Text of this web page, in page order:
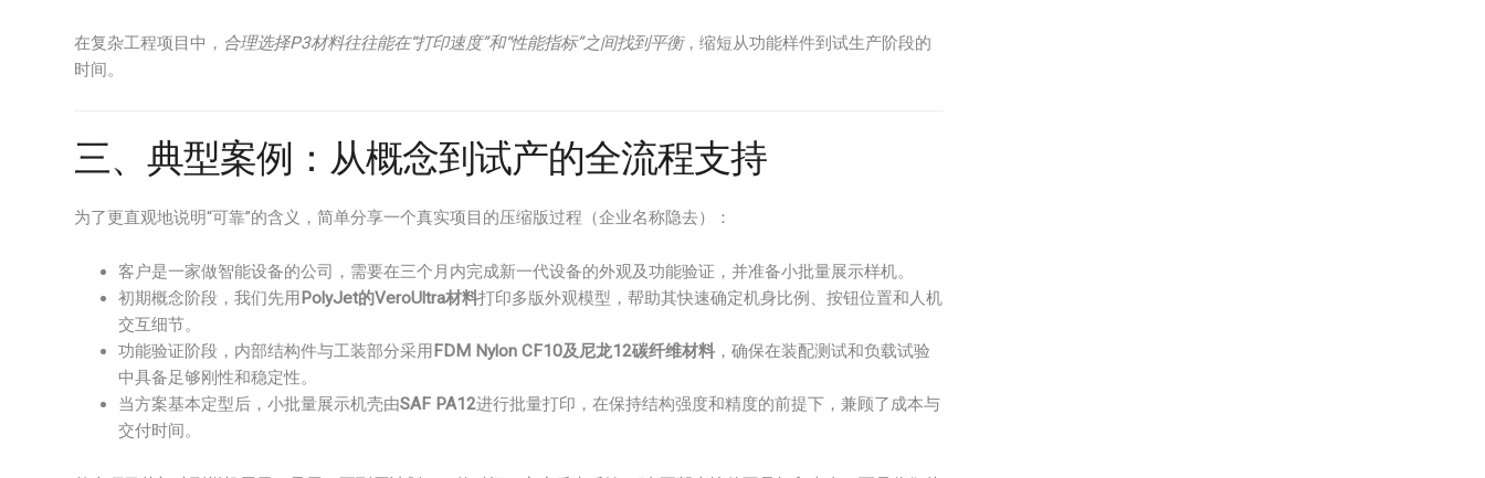
在复杂工程项目中， 合理选择P3材料往往能在“打印速度”和“性能指标”之间找到平衡，缩短从功能样件到试生产阶段的
时间。
三、典型案例：从概念到试产的全流程支持
为了更直观地说明“可靠”的含义，简单分享一个真实项目的压缩版过程（企业名称隐去）：
客户是一家做智能设备的公司，需要在三个月内完成新一代设备的外观及功能验证，并准备小批量展示样机。
初期概念阶段，我们先用 PolyJet的VeroUltra材料打印多版外观模型，帮助其快速确定机身比例、按钮位置和人机
交互细节。
功能验证阶段，内部结构件与工装部分采用 FDM Nylon CF10及尼龙12碳纤维材料 ，确保在装配测试和负载试验
中具备足够刚性和稳定性。
当方案基本定型后，小批量展示机壳由SAF PA12进行批量打印，在保持结构强度和精度的前提下，兼顾了成本与
交付时间。